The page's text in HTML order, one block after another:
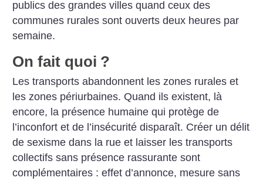
publics des grandes villes quand ceux des
communes rurales sont ouverts deux heures par
semaine.
On fait quoi ?
Les transports abandonnent les zones rurales et
les zones périurbaines. Quand ils existent, là
encore, la présence humaine qui protège de
l’inconfort et de l’insécurité disparaît. Créer un délit
de sexisme dans la rue et laisser les transports
collectifs sans présence rassurante sont
complémentaires : effet d’annonce, mesure sans